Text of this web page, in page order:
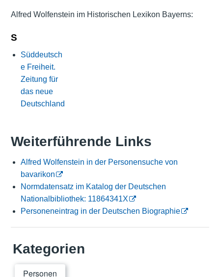
Alfred Wolfenstein im Historischen Lexikon Bayerns:
S
Süddeutsch
e Freiheit.
Zeitung für
das neue
Deutschland
Weiterführende Links
Alfred Wolfenstein in der Personensuche von
bavarikon
Normdatensatz im Katalog der Deutschen
Nationalbibliothek: 11864341X
Personeneintrag in der Deutschen Biographie
Kategorien
Personen